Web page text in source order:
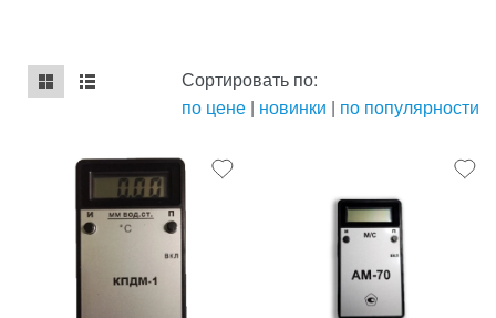
mse2_chunk_default
mse2_chunk_alternate
Сортировать по:
по цене | новинки | по популярности